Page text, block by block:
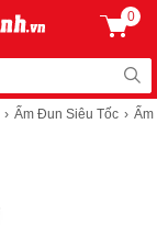
0
Ấm Đun Siêu Tốc Ấm